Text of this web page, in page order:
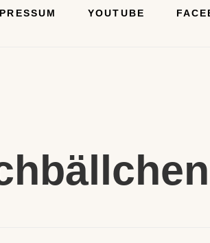
YOUTUBE